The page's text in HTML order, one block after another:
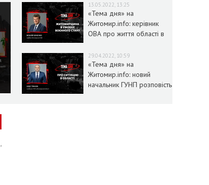
13.05.2022, 13:25
«Тема дня» на
Житомир.info: керівник
ОВА про життя області в
29.04.2022, 10:59
«Тема дня» на
Житомир.info: новий
начальник ГУНП розповість